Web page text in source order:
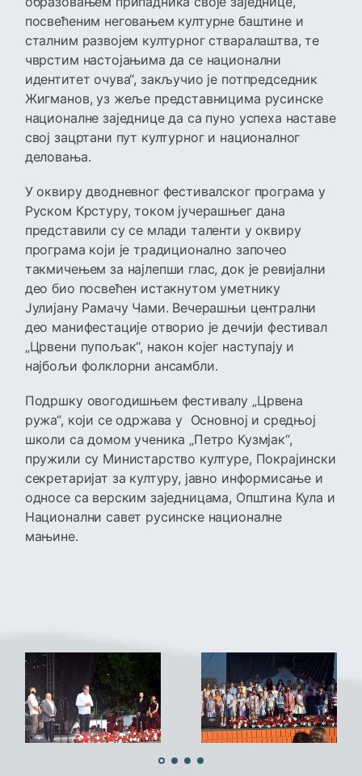
посвећеним неговањем културне баштине и
сталним развојем културног стваралаштва, те
чврстим настојањима да се национални
идентитет очува“, закључио је потпредседник
Жигманов, уз жеље представницима русинске
националне заједнице да са пуно успеха наставе
свој зацртани пут културног и националног
деловања.
У оквиру дводневног фестивалског програма у
Руском Крстуру, током јучерашњег дана
представили су се млади таленти у оквиру
програма који је традиционално започео
такмичењем за најлепши глас, док је ревијални
део био посвећен истакнутом уметнику
Јулијану Рамачу Чами. Вечерашњи централни
део манифестације отворио је дечији фестивал
„Црвени пупољак“, након којег наступају и
најбољи фолклорни ансамбли.
Подршку овогодишњем фестивалу „Црвена
ружа“, који се одржава у Основној и средњој
школи са домом ученика „Петро Кузмјак“,
пружили су Министарство културе, Покрајински
секретаријат за културу, јавно информисање и
односе са верским заједницама, Општина Кула и
Национални савет русинске националне
мањине.